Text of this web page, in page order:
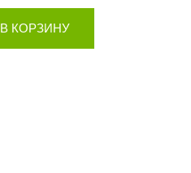
В КОРЗИНУ